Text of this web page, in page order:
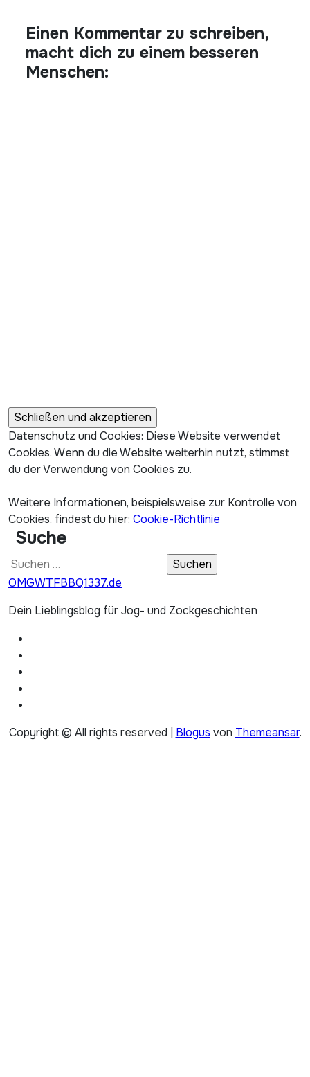
Einen Kommentar zu schreiben,
macht dich zu einem besseren
Menschen:
Datenschutz und Cookies: Diese Website verwendet
Cookies. Wenn du die Website weiterhin nutzt, stimmst
du der Verwendung von Cookies zu.
Weitere Informationen, beispielsweise zur Kontrolle von
Cookies, findest du hier: Cookie-Richtlinie
Suche
Suchen
nach:
OMGWTFBBQ1337.de
Dein Lieblingsblog für Jog- und Zockgeschichten
Copyright © All rights reserved Blogus von Themeansar.